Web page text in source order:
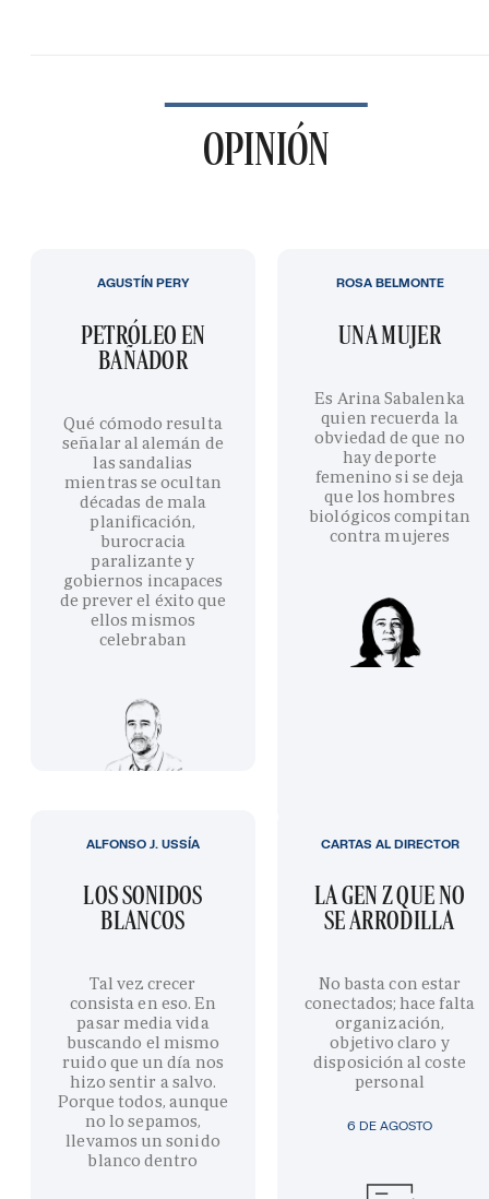
OPINIÓN
PETRÓLEO EN
BAÑADOR
Qué cómodo resulta
señalar al alemán de
las sandalias
mientras se ocultan
décadas de mala
planificación,
burocracia
paralizante y
gobiernos incapaces
de prever el éxito que
ellos mismos
celebraban
AGUSTÍN PERY
UNA MUJER
Es Arina Sabalenka
quien recuerda la
obviedad de que no
hay deporte
femenino si se deja
que los hombres
biológicos compitan
contra mujeres
ROSA BELMONTE
LOS SONIDOS
BLANCOS
Tal vez crecer
consista en eso. En
pasar media vida
buscando el mismo
ruido que un día nos
hizo sentir a salvo.
Porque todos, aunque
no lo sepamos,
llevamos un sonido
blanco dentro
ALFONSO J. USSÍA
6 DE AGOSTO
LA GEN Z QUE NO
SE ARRODILLA
No basta con estar
conectados; hace falta
organización,
objetivo claro y
disposición al coste
personal
CARTAS AL DIRECTOR